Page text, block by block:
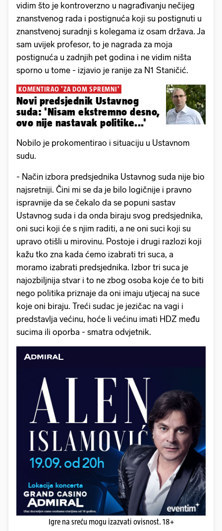
vidim što je kontroverzno u nagrađivanju nečijeg
znanstvenog rada i postignuća koji su postignuti u
znanstvenoj suradnji s kolegama iz osam država. Ja
sam uvijek profesor, to je nagrada za moja
postignuća u zadnjih pet godina i ne vidim ništa
sporno u tome - izjavio je ranije za N1 Staničić.
KOMENTIRAO 'ZA DOM SPREMNI'
Novi predsjednik Ustavnog
suda: 'Nisam ekstremno desno,
ovo nije nastavak politike...'
Nobilo je prokomentirao i situaciju u Ustavnom
sudu.
- Način izbora predsjednika Ustavnog suda nije bio
najsretniji. Čini mi se da je bilo logičnije i pravno
ispravnije da se čekalo da se popuni sastav
Ustavnog suda i da onda biraju svog predsjednika,
oni suci koji će s njim raditi, a ne oni suci koji su
upravo otišli u mirovinu. Postoje i drugi razlozi koji
kažu tko zna kada ćemo izabrati tri suca, a
moramo izabrati predsjednika. Izbor tri suca je
najozbiljnija stvar i to ne zbog osoba koje će to biti
nego politika priznaje da oni imaju utjecaj na suce
koje oni biraju. Treći sudac je jezičac na vagi i
predstavlja većinu, hoće li većinu imati HDZ među
sucima ili oporba - smatra odvjetnik.
Igre na sreću mogu izazvati ovisnost. 18+